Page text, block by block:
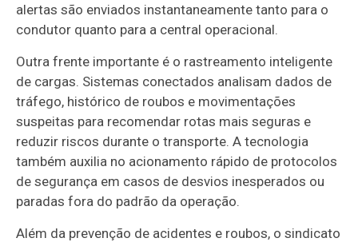
alertas são enviados instantaneamente tanto para o
condutor quanto para a central operacional.
Outra frente importante é o rastreamento inteligente
de cargas. Sistemas conectados analisam dados de
tráfego, histórico de roubos e movimentações
suspeitas para recomendar rotas mais seguras e
reduzir riscos durante o transporte. A tecnologia
também auxilia no acionamento rápido de protocolos
de segurança em casos de desvios inesperados ou
paradas fora do padrão da operação.
Além da prevenção de acidentes e roubos, o sindicato